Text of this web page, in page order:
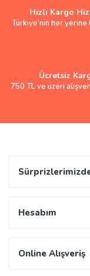
Hızlı Kargo
Türkiye'nin her yerine
Ücretsiz
750 TL ve üzeri
Hesabım
Online Alışveriş